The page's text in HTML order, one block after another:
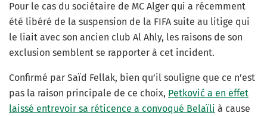
Pour le cas du sociétaire de MC Alger qui a récemment
été libéré de la suspension de la FIFA suite au litige qui
le liait avec son ancien club Al Ahly, les raisons de son
exclusion semblent se rapporter à cet incident.
Confirmé par Saïd Fellak, bien qu’il souligne que ce n’est
pas la raison principale de ce choix, Petković a en effet
laissé entrevoir sa réticence a convoqué Belaïli à cause